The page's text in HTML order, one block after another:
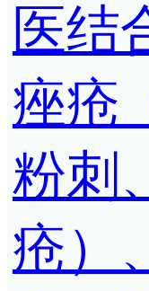
医结
痤疮
粉刺
疮）